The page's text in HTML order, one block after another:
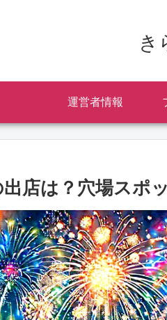
き
運営者情報
店は？穴場スポ